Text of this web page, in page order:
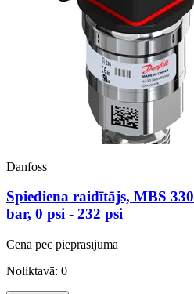
Danfoss
Spiediena raidītājs, MBS
bar, 0 psi - 232 psi
Cena pēc pieprasījuma
Noliktavā: 0